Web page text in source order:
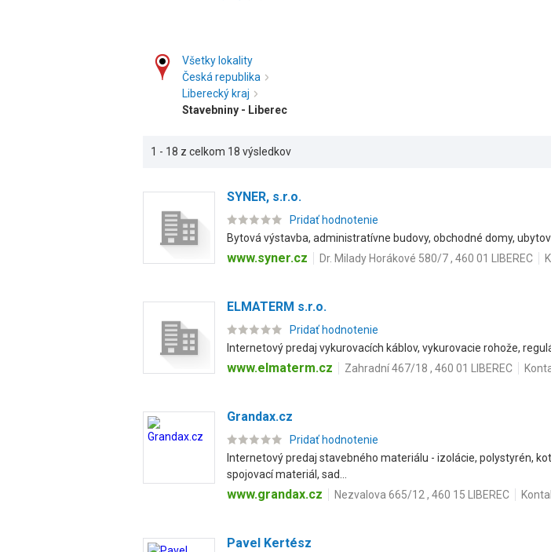
Všetky lokality
Česká republika
Liberecký kraj
Stavebniny - Liberec
1 - 18 z celkom 18 výsledkov
SYNER, s.r.o.
Pridať hodnotenie
Bytová výstavba, administratívne budovy, obchodné domy,
www.syner.cz Dr. Milady Horákové 580/7 , 460 01 LIBEREC
ELMATERM s.r.o.
Pridať hodnotenie
Internetový predaj vykurovacích káblov, vykurovacie rohože,
www.elmaterm.cz Zahradní 467/18 , 460 01 LIBEREC
Grandax.cz
Pridať hodnotenie
Internetový predaj stavebného materiálu - izolácie, polystyrén,
spojovací materiál, sad...
www.grandax.cz Nezvalova 665/12 , 460 15 LIBEREC
Pavel Kertész